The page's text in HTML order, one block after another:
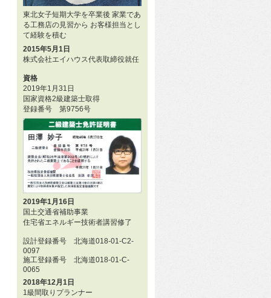
東北女子短期大学を卒業後 家業であ
る工務店の見習から お客様担当とし
て経験を積む
2015年5月1日
株式会社エイハウス代表取締役就任
資格
2019年1月31日
国家資格2級建築士取得
登録番号 第9756号
2019年1月16日
国土交通省補助事業
住宅省エネルギー技術者講習修了
設計登録番号 北海道018-01-C2-
0097
施工登録番号 北海道018-01-C-
0065
2018年12月1日
1級間取りプランナー